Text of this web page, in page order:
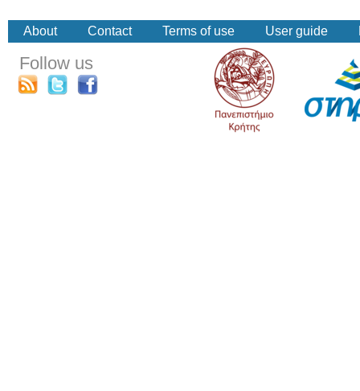
About Contact Terms of use User guide
Follow us